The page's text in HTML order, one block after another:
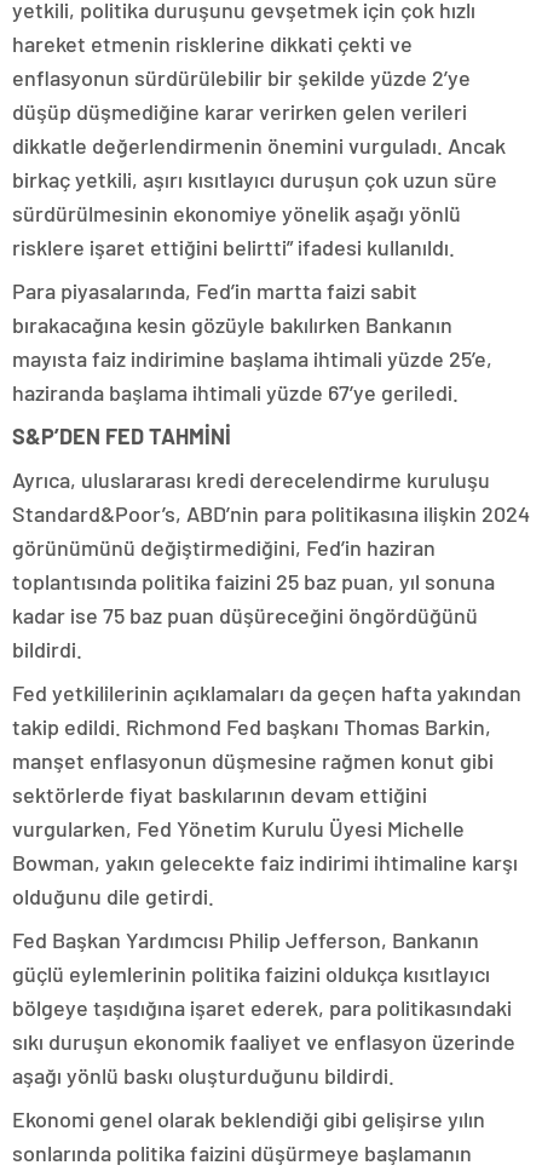
yetkili, politika duruşunu gevşetmek için çok hızlı
hareket etmenin risklerine dikkati çekti ve
enflasyonun sürdürülebilir bir şekilde yüzde 2’ye
düşüp düşmediğine karar verirken gelen verileri
dikkatle değerlendirmenin önemini vurguladı. Ancak
birkaç yetkili, aşırı kısıtlayıcı duruşun çok uzun süre
sürdürülmesinin ekonomiye yönelik aşağı yönlü
risklere işaret ettiğini belirtti” ifadesi kullanıldı.
Para piyasalarında, Fed’in martta faizi sabit
bırakacağına kesin gözüyle bakılırken Bankanın
mayısta faiz indirimine başlama ihtimali yüzde 25’e,
haziranda başlama ihtimali yüzde 67’ye geriledi.
S&P’DEN FED TAHMİNİ
Ayrıca, uluslararası kredi derecelendirme kuruluşu
Standard&Poor’s, ABD’nin para politikasına ilişkin 2024
görünümünü değiştirmediğini, Fed’in haziran
toplantısında politika faizini 25 baz puan, yıl sonuna
kadar ise 75 baz puan düşüreceğini öngördüğünü
bildirdi.
Fed yetkililerinin açıklamaları da geçen hafta yakından
takip edildi. Richmond Fed başkanı Thomas Barkin,
manşet enflasyonun düşmesine rağmen konut gibi
sektörlerde fiyat baskılarının devam ettiğini
vurgularken, Fed Yönetim Kurulu Üyesi Michelle
Bowman, yakın gelecekte faiz indirimi ihtimaline karşı
olduğunu dile getirdi.
Fed Başkan Yardımcısı Philip Jefferson, Bankanın
güçlü eylemlerinin politika faizini oldukça kısıtlayıcı
bölgeye taşıdığına işaret ederek, para politikasındaki
sıkı duruşun ekonomik faaliyet ve enflasyon üzerinde
aşağı yönlü baskı oluşturduğunu bildirdi.
Ekonomi genel olarak beklendiği gibi gelişirse yılın
sonlarında politika faizini düşürmeye başlamanın